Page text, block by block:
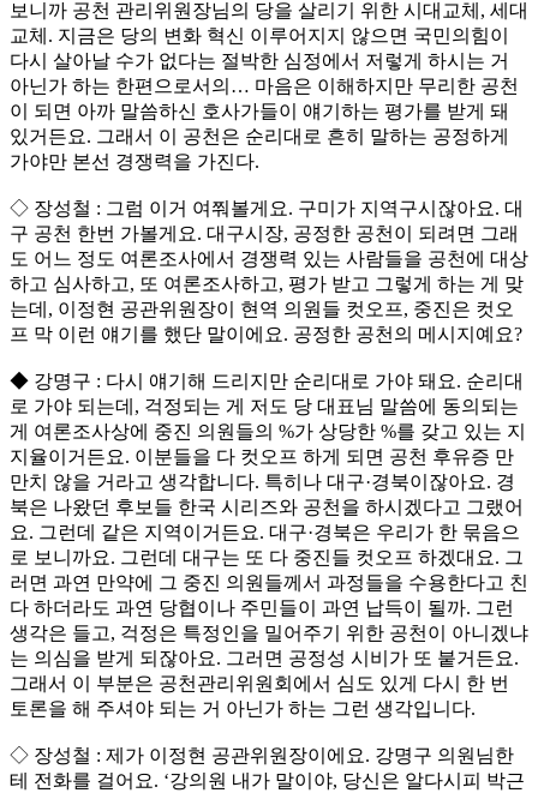
보니까 공천 관리위원장님의 당을 살리기 위한 시대교체, 세대
교체. 지금은 당의 변화 혁신 이루어지지 않으면 국민의힘이
다시 살아날 수가 없다는 절박한 심정에서 저렇게 하시는 거
아닌가 하는 한편으로서의… 마음은 이해하지만 무리한 공천
이 되면 아까 말씀하신 호사가들이 얘기하는 평가를 받게 돼
있거든요. 그래서 이 공천은 순리대로 흔히 말하는 공정하게
가야만 본선 경쟁력을 가진다.
◇ 장성철 : 그럼 이거 여쭤볼게요. 구미가 지역구시잖아요. 대
구 공천 한번 가볼게요. 대구시장, 공정한 공천이 되려면 그래
도 어느 정도 여론조사에서 경쟁력 있는 사람들을 공천에 대상
하고 심사하고, 또 여론조사하고, 평가 받고 그렇게 하는 게 맞
는데, 이정현 공관위원장이 현역 의원들 컷오프, 중진은 컷오
프 막 이런 얘기를 했단 말이에요. 공정한 공천의 메시지예요?
◆ 강명구 : 다시 얘기해 드리지만 순리대로 가야 돼요. 순리대
로 가야 되는데, 걱정되는 게 저도 당 대표님 말씀에 동의되는
게 여론조사상에 중진 의원들의 %가 상당한 %를 갖고 있는 지
지율이거든요. 이분들을 다 컷오프 하게 되면 공천 후유증 만
만치 않을 거라고 생각합니다. 특히나 대구·경북이잖아요. 경
북은 나왔던 후보들 한국 시리즈와 공천을 하시겠다고 그랬어
요. 그런데 같은 지역이거든요. 대구·경북은 우리가 한 묶음으
로 보니까요. 그런데 대구는 또 다 중진들 컷오프 하겠대요. 그
러면 과연 만약에 그 중진 의원들께서 과정들을 수용한다고 친
다 하더라도 과연 당협이나 주민들이 과연 납득이 될까. 그런
생각은 들고, 걱정은 특정인을 밀어주기 위한 공천이 아니겠냐
는 의심을 받게 되잖아요. 그러면 공정성 시비가 또 붙거든요.
그래서 이 부분은 공천관리위원회에서 심도 있게 다시 한 번
토론을 해 주셔야 되는 거 아닌가 하는 그런 생각입니다.
◇ 장성철 : 제가 이정현 공관위원장이에요. 강명구 의원님한
테 전화를 걸어요. ‘강의원 내가 말이야, 당신은 알다시피 박근